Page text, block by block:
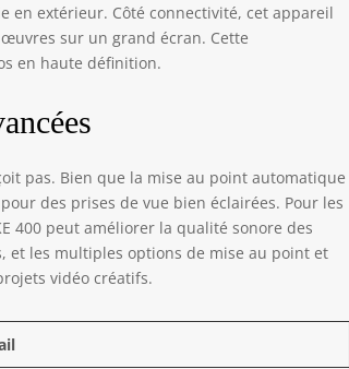
en extérieur. Côté connectivité, cet appareil
sur un grand écran. Cette
en haute définition.
pas. Bien que la mise au point automatique
des prises de vue bien éclairées. Pour les
400 peut améliorer la qualité sonore des
et les multiples options de mise au point et
vidéo créatifs.